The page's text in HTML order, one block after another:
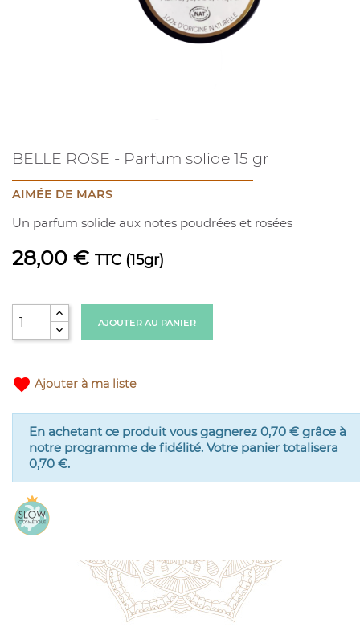
BELLE ROSE - Parfum solide 15 gr
AIMÉE DE MARS
Un parfum solide aux notes poudrées et rosées
28,00 € TTC (15gr)
AJOUTER AU PANIER
favorite Ajouter à ma liste
En achetant ce produit vous gagnerez 0,70 € grâce à
notre programme de fidélité. Votre panier totalisera
0,70 €.